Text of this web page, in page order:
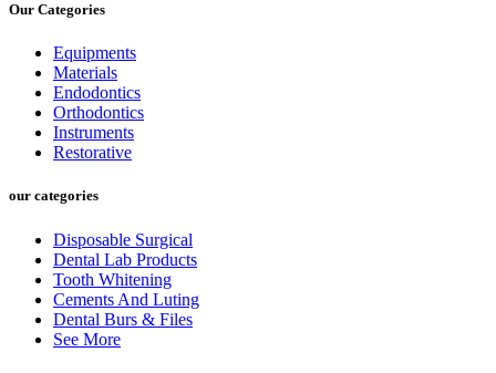
Our Categories
Equipments
Materials
Endodontics
Orthodontics
Instruments
Restorative
our categories
Disposable Surgical
Dental Lab Products
Tooth Whitening
Cements And Luting
Dental Burs & Files
See More